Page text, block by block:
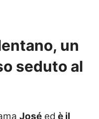
un
seduto al
José ed è il